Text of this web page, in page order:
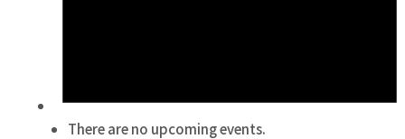
There are no upcoming events.